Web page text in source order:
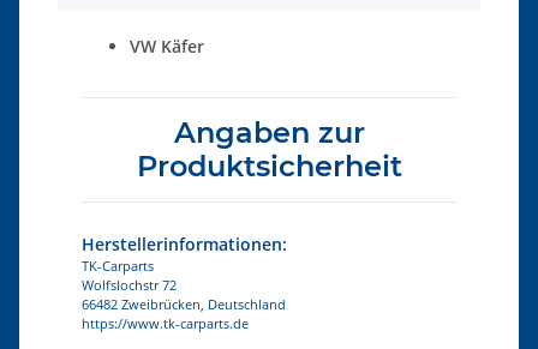
VW Käfer
Angaben zur
Produktsicherheit
Herstellerinformationen:
TK-Carparts
Wolfslochstr 72
66482 Zweibrücken, Deutschland
https://www.tk-carparts.de